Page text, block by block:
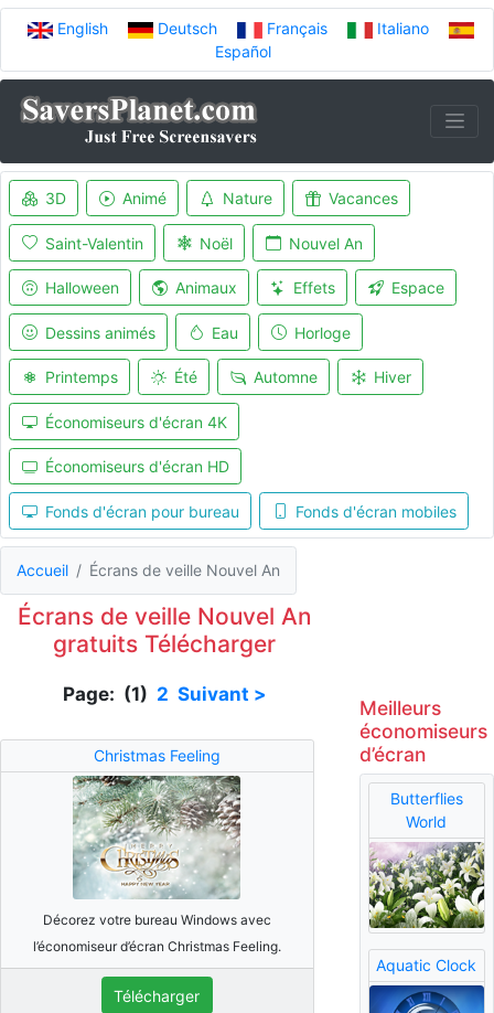
English Deutsch Français
Italiano
Español
3D Animé Nature Vacances
Saint-Valentin Noël Nouvel An
Halloween Animaux Effets Espace
Dessins animés Eau Horloge
Printemps Été Automne Hiver
Économiseurs d'écran 4K
Économiseurs d'écran HD
Fonds d'écran pour bureau Fonds d'écran mobiles
Accueil Écrans de veille Nouvel An
Écrans de veille Nouvel An
gratuits Télécharger
Page: (1) 2 Suivant >
Christmas Feeling
Décorez votre bureau Windows avec
l’économiseur d’écran Christmas Feeling.
Télécharger
Meilleurs
économiseurs
d’écran
Butterflies
World
Aquatic Clock